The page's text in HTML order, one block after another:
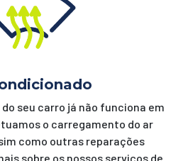
seu carro já não funciona em
o carregamento do ar
como outras reparações
sobre os nossos serviços de